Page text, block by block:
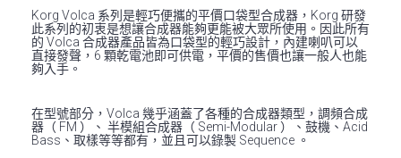
Korg Volca 系列是輕巧便攜的平價口袋型合成器，Korg 研發
此系列的初衷是想讓合成器能夠更能被大眾所使用。因此所有
的 Volca 合成器產品皆為口袋型的輕巧設計，內建喇叭可以
直接發聲，6 顆乾電池即可供電，平價的售價也讓一般人也能
夠入手。
在型號部分，Volca 幾乎涵蓋了各種的合成器類型，調頻合成
器（ FM ）、 半模組合成器（ Semi-Modular ）、鼓機、Acid
Bass、取樣等等都有，並且可以錄製 Sequence 。